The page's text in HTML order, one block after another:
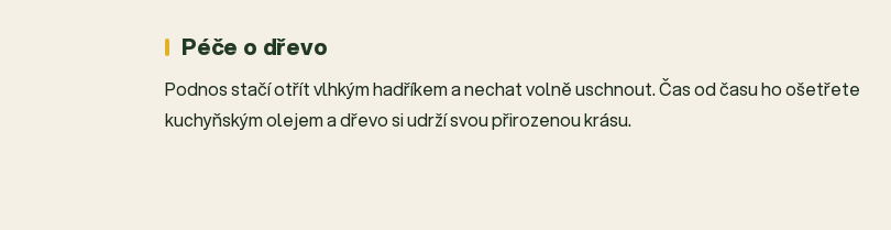
Péče o dřevo
Podnos stačí otřít vlhkým hadříkem a nechat volně uschnout. Čas od času ho ošetřete
kuchyňským olejem a dřevo si udrží svou přirozenou krásu.